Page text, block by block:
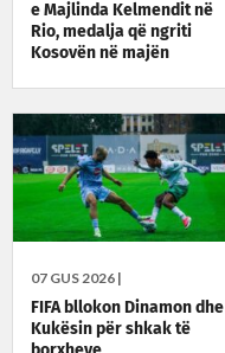
e Majlinda Kelmendit në
Rio, medalja që ngriti
Kosovën në majën
07 GUS 2026 |
FIFA bllokon Dinamon dhe
Kukësin për shkak të